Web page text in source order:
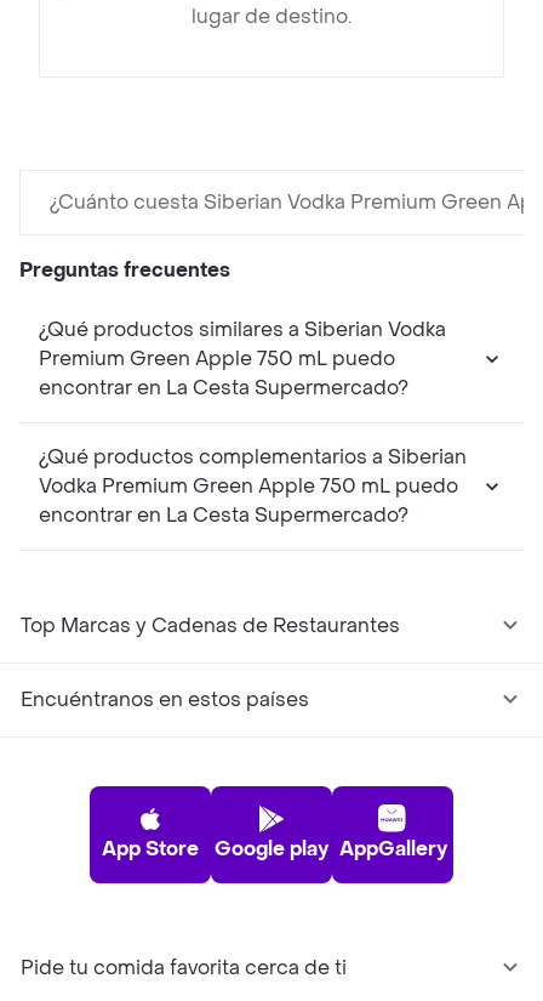
lugar de destino.
¿Cuánto cuesta Siberian Vodka Premium Green
Preguntas frecuentes
¿Qué productos similares a Siberian Vodka
Premium Green Apple 750 mL puedo
encontrar en La Cesta Supermercado?
¿Qué productos complementarios a Siberian
Vodka Premium Green Apple 750 mL puedo
encontrar en La Cesta Supermercado?
Top Marcas y Cadenas de Restaurantes
Encuéntranos en estos países
App Store Google play AppGallery
Pide tu comida favorita cerca de ti